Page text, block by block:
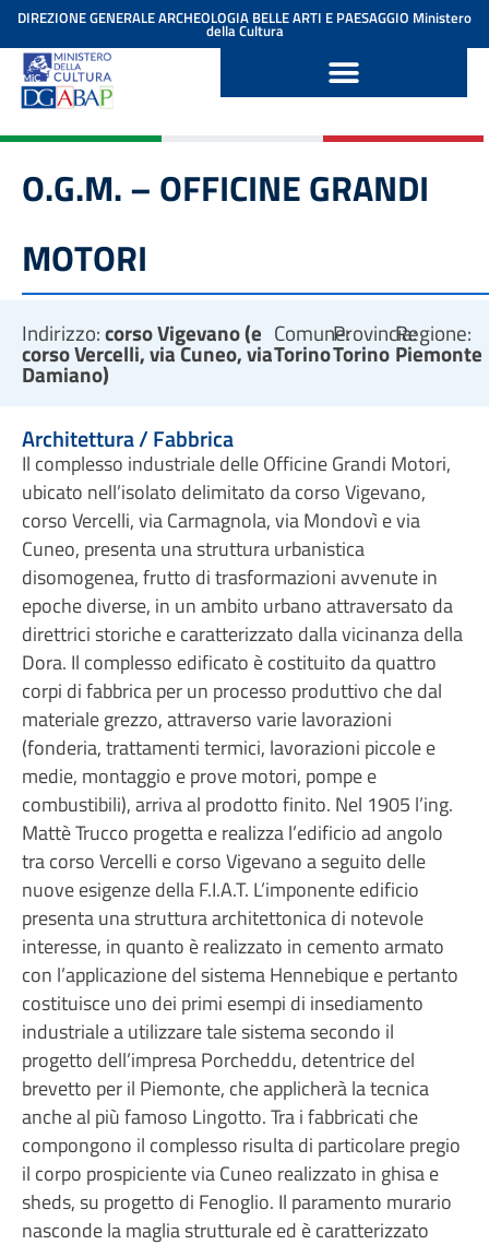
contenuto
DIREZIONE GENERALE ARCHEOLOGIA BELLE ARTI E PAESAGGIO Ministero
della Cultura
O.G.M. – OFFICINE GRANDI
MOTORI
Indirizzo:corso Vigevano (e
corso Vercelli, via Cuneo, via
Damiano)
Comune:
Torino
Provincia:
Torino
Regione:
Piemonte
Architettura / Fabbrica
Il complesso industriale delle Officine Grandi Motori,
ubicato nell’isolato delimitato da corso Vigevano,
corso Vercelli, via Carmagnola, via Mondovì e via
Cuneo, presenta una struttura urbanistica
disomogenea, frutto di trasformazioni avvenute in
epoche diverse, in un ambito urbano attraversato da
direttrici storiche e caratterizzato dalla vicinanza della
Dora. Il complesso edificato è costituito da quattro
corpi di fabbrica per un processo produttivo che dal
materiale grezzo, attraverso varie lavorazioni
(fonderia, trattamenti termici, lavorazioni piccole e
medie, montaggio e prove motori, pompe e
combustibili), arriva al prodotto finito. Nel 1905 l’ing.
Mattè Trucco progetta e realizza l’edificio ad angolo
tra corso Vercelli e corso Vigevano a seguito delle
nuove esigenze della F.I.A.T. L’imponente edificio
presenta una struttura architettonica di notevole
interesse, in quanto è realizzato in cemento armato
con l’applicazione del sistema Hennebique e pertanto
costituisce uno dei primi esempi di insediamento
industriale a utilizzare tale sistema secondo il
progetto dell’impresa Porcheddu, detentrice del
brevetto per il Piemonte, che applicherà la tecnica
anche al più famoso Lingotto. Tra i fabbricati che
compongono il complesso risulta di particolare pregio
il corpo prospiciente via Cuneo realizzato in ghisa e
sheds, su progetto di Fenoglio. Il paramento murario
nasconde la maglia strutturale ed è caratterizzato